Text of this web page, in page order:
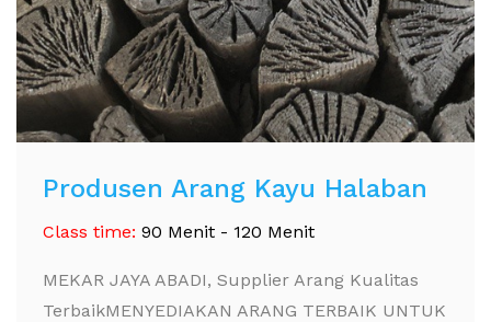
Produsen Arang Kayu Halaban
Class time: 90 Menit - 120 Menit
MEKAR JAYA ABADI, Supplier Arang Kualitas
TerbaikMENYEDIAKAN ARANG TERBAIK UNTUK